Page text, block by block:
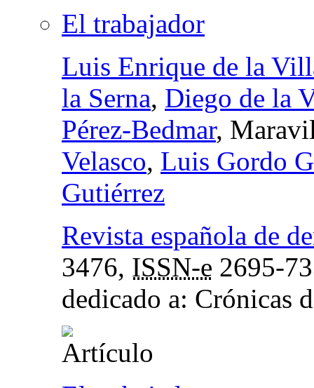
El trabajador
Luis Enrique de la
la Serna, Diego de la
Pérez-Bedmar,
Velasco, Luis Gordo
Gutiérrez
Revista española de
3476, ISSN-e 2695-
dedicado a: Crónicas